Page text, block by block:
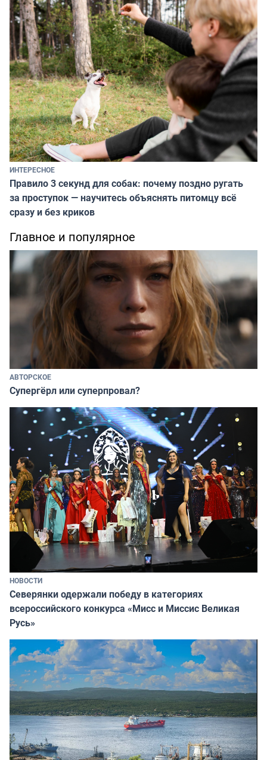
ИНТЕРЕСНОЕ
Правило 3 секунд для собак: почему поздно ругать
за проступок — научитесь объяснять питомцу всё
сразу и без криков
Главное и популярное
АВТОРСКОЕ
Супергёрл или суперпровал?
НОВОСТИ
Северянки одержали победу в категориях
всероссийского конкурса «Мисс и Миссис Великая
Русь»